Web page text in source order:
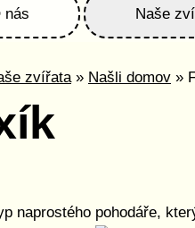
nás Naše
zvířata» Našli domov »
naprostého pohodáře,